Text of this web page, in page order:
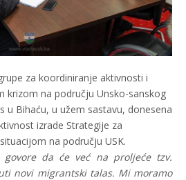
za koordiniranje aktivnosti i
krizom na području Unsko-sanskog
u Bihaću, u užem sastavu, donesena
izrade Strategije za
na području USK.
govore da će već na proljeće tzv.
novi migrantski talas. Mi moramo